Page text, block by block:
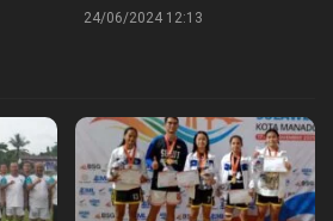
24/06/2024 12:13